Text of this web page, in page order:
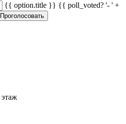
{{ option.title }} {{ poll_voted? '- ' +
Проголосовать